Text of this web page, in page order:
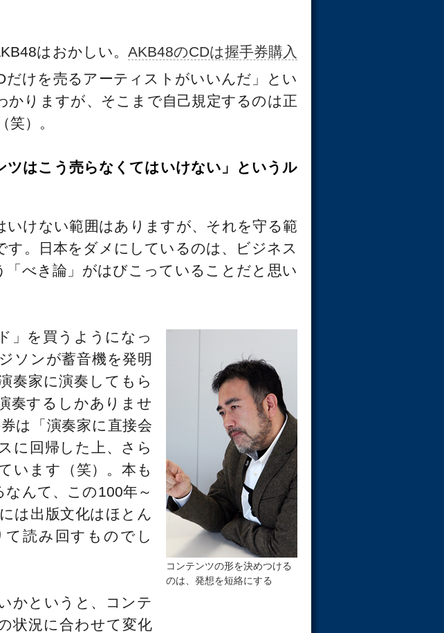
はおかしい。 AKB48のCDは握手券購入
けを売るアーティストがいいんだ」とい
かりますが、そこまで自己規定するのは正
）。
はこう売らなくてはいけない」というル
いけない範囲はありますが、それを守る範
す。日本をダメにしているのは、ビジネス
「べき論」がはびこっていることだと思い
コンテンツの形を決めつける
のは、発想を短絡にする
」を買うようになっ
ソンが蓄音機を発明
奏家に演奏してもら
奏するしかありませ
は「演奏家に直接会
に回帰した上、さら
います（笑）。本も
なんて、この100年～
は出版文化はほとん
読み回すものでし
かというと、コンテ
状況に合わせて変化